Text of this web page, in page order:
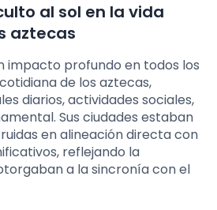
al sol en la vida
aztecas
impacto profundo en todos los
de los aztecas,
diarios, actividades sociales,
Sus ciudades estaban
en alineación directa con
reflejando la
a la sincronía con el